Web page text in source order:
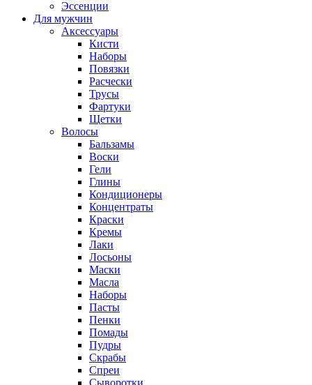
Эссенции
Для мужчин
Аксессуары
Кисти
Наборы
Повязки
Расчески
Трусы
Фартуки
Щетки
Волосы
Бальзамы
Воски
Гели
Глины
Кондиционеры
Концентраты
Краски
Кремы
Лаки
Лосьоны
Маски
Масла
Наборы
Пасты
Пенки
Помады
Пудры
Скрабы
Спреи
Сыворотки